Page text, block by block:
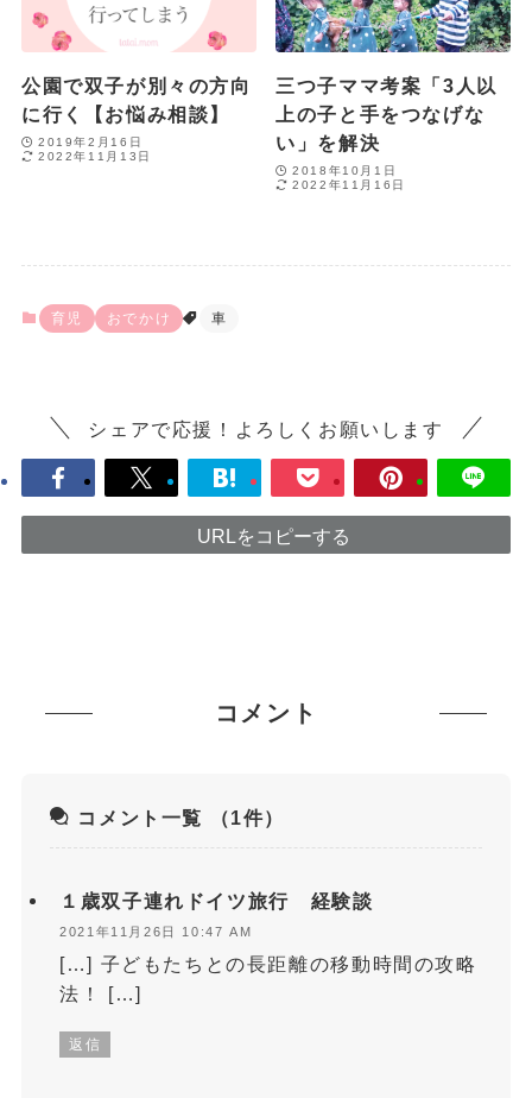
育児 おでかけ 車
シェアで応援！よろしくお願いします
URLをコピーする
公園で双子が別々の方向
に行く【お悩み相談】
2019年2月16日
2022年11月13日
三つ子ママ考案「3人以
上の子と手をつなげな
い」を解決
2018年10月1日
2022年11月16日
コメント
コメント一覧 （1件）
１歳双子連れドイツ旅行 経験談
2021年11月26日 10:47 AM
[…] 子どもたちとの長距離の移動時間の攻略
法！ […]
返信